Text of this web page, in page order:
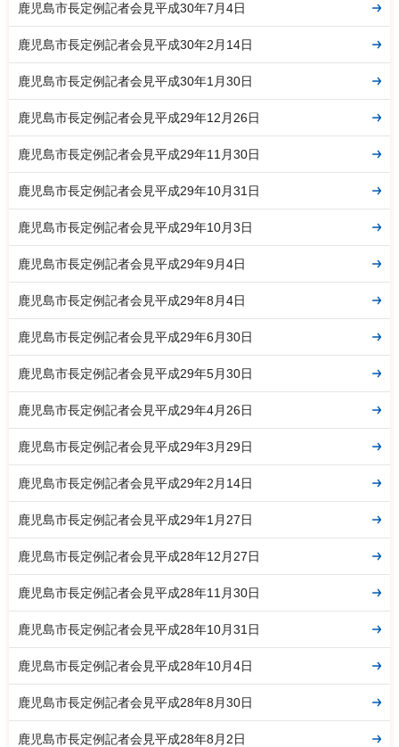
鹿児島市長定例記者会見平成30年7月4日
鹿児島市長定例記者会見平成30年2月14日
鹿児島市長定例記者会見平成30年1月30日
鹿児島市長定例記者会見平成29年12月26日
鹿児島市長定例記者会見平成29年11月30日
鹿児島市長定例記者会見平成29年10月31日
鹿児島市長定例記者会見平成29年10月3日
鹿児島市長定例記者会見平成29年9月4日
鹿児島市長定例記者会見平成29年8月4日
鹿児島市長定例記者会見平成29年6月30日
鹿児島市長定例記者会見平成29年5月30日
鹿児島市長定例記者会見平成29年4月26日
鹿児島市長定例記者会見平成29年3月29日
鹿児島市長定例記者会見平成29年2月14日
鹿児島市長定例記者会見平成29年1月27日
鹿児島市長定例記者会見平成28年12月27日
鹿児島市長定例記者会見平成28年11月30日
鹿児島市長定例記者会見平成28年10月31日
鹿児島市長定例記者会見平成28年10月4日
鹿児島市長定例記者会見平成28年8月30日
鹿児島市長定例記者会見平成28年8月2日